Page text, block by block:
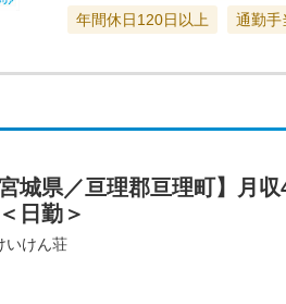
年間休日120日以上
通勤手
宮城県／亘理郡亘理町】
日勤＞
いけん荘